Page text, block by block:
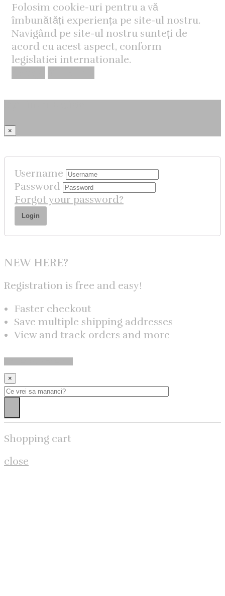
Folosim cookie-uri pentru a vă
îmbunătăți experiența pe site-ul nostru.
Navigând pe site-ul nostru sunteți de
acord cu acest aspect, conform
legislatiei internationale.
×
Username
Password
Forgot your password?
NEW HERE?
Registration is free and easy!
Faster checkout
Save multiple shipping addresses
View and track orders and more
×
Search
Shopping cart
close